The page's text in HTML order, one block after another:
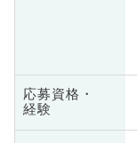
応募資格・
経験